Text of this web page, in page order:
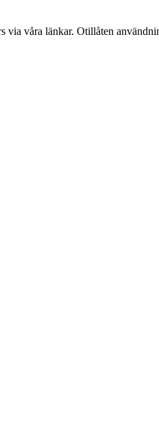
våra länkar. Otillåten